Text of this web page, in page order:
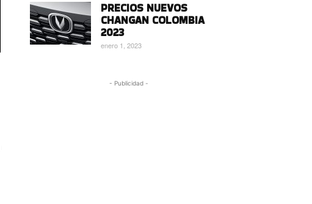
PRECIOS NUEVOS
CHANGAN COLOMBIA
2023
enero 1, 2023
- Publicidad -